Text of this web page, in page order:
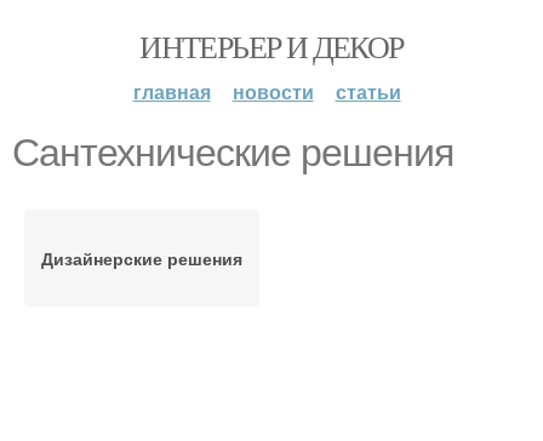
ИНТЕРЬЕР И ДЕКОР
главная новости статьи
Сантехнические решения
Дизайнерские решения